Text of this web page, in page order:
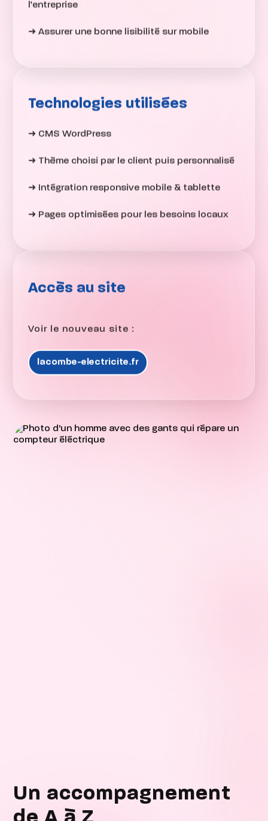
l’entreprise
➜ Assurer une bonne lisibilité sur mobile
Technologies utilisées
➜ CMS WordPress
➜ Thème choisi par le client puis personnalisé
➜ Intégration responsive mobile & tablette
➜ Pages optimisées pour les besoins locaux
Accès au site
Voir le nouveau site :
lacombe-electricite.fr
Un accompagnement